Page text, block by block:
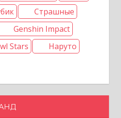
Страшные
Genshin Impact
Stars
Наруто